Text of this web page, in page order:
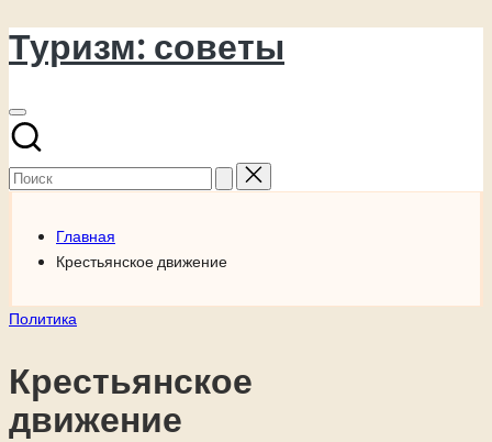
Перейти
к
Туризм: советы
Поиск
для:
Главная
Крестьянское движение
Опубликовано
Политика
Крестьянское
движение